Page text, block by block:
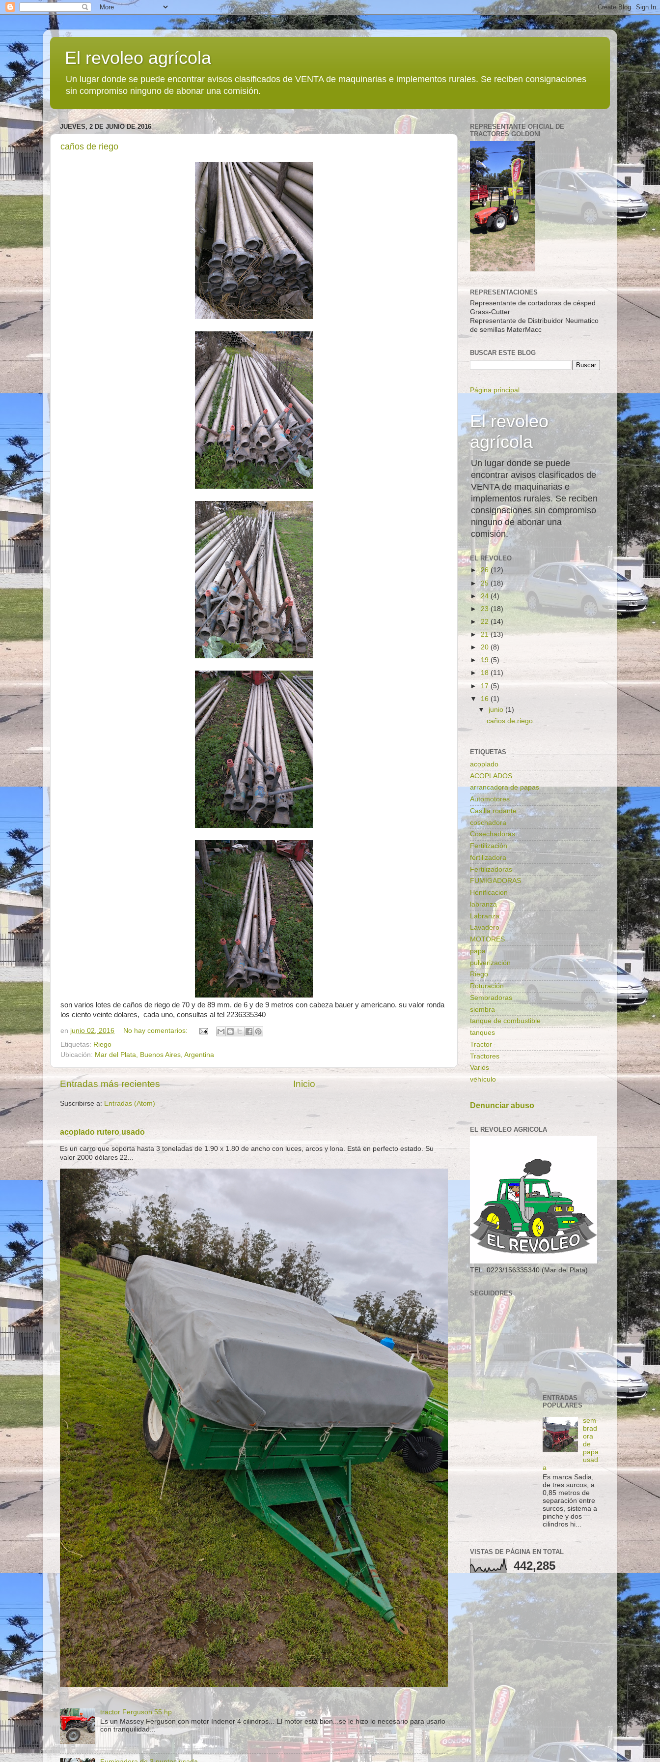
El revoleo agrícola
Un lugar donde se puede encontrar avisos clasificados de VENTA de maquinarias e implementos rurales. Se reciben consignaciones
sin compromiso ninguno de abonar una comisión.
JUEVES, 2 DE JUNIO DE 2016
caños de riego
son varios lotes de caños de riego de 70 y de 89 mm. de 6 y de 9 metros con cabeza bauer y americano. su valor ronda
los ciento veinte dolares, cada uno, consultas al tel 2236335340
en junio 02, 2016
No hay comentarios:
Etiquetas: Riego
Ubicación: Mar del Plata, Buenos Aires, Argentina
Entradas más recientes Inicio
Suscribirse a: Entradas (Atom)
acoplado rutero usado
Es un carro que soporta hasta 3 toneladas de 1.90 x 1.80 de ancho con luces, arcos y lona. Está en perfecto estado. Su
valor 2000 dólares 22...
tractor Ferguson 55 hp
Es un Massey Ferguson con motor Indenor 4 cilindros... El motor está bien...se le hizo lo necesario para usarlo
con tranquilidad...
REPRESENTANTE OFICIAL DE
TRACTORES GOLDONI
REPRESENTACIONES
Representante de cortadoras de césped
Grass-Cutter
Representante de Distribuidor Neumatico
de semillas MaterMacc
BUSCAR ESTE BLOG
Página principal
El revoleo
agrícola
Un lugar donde se puede
encontrar avisos clasificados de
VENTA de maquinarias e
implementos rurales. Se reciben
consignaciones sin compromiso
ninguno de abonar una
comisión.
EL REVOLEO
►26 (12)
► 25 (18)
► 24 (4)
► 23 (18)
► 22 (14)
►21(13)
► 20 (8)
► 19 (5)
► 18 (11)
► 17 (5)
▼ 16 (1)
▼ junio (1)
caños de riego
ETIQUETAS
acoplado
ACOPLADOS
arrancadora de papas
Automotores
Casilla rodante
coschadora
Cosechadoras
Fertilización
fertilizadora
Fertilizadoras
FUMIGADORAS
Henificacion
labranza
Labranza
Lavadero
MOTORES
papa
pulverización
Riego
Roturación
Sembradoras
siembra
tanque de combustible
tanques
Tractor
Tractores
Varios
vehículo
Denunciar abuso
EL REVOLEO AGRICOLA
TEL. 0223/156335340 (Mar del Plata)
SEGUIDORES
ENTRADAS
POPULARES
sem
brad
ora
de
papa
usad
a
Es marca Sadia,
de tres surcos, a
0,85 metros de
separación entre
surcos, sistema a
pinche y dos
cilindros hi...
VISTAS DE PÁGINA EN TOTAL
442,285